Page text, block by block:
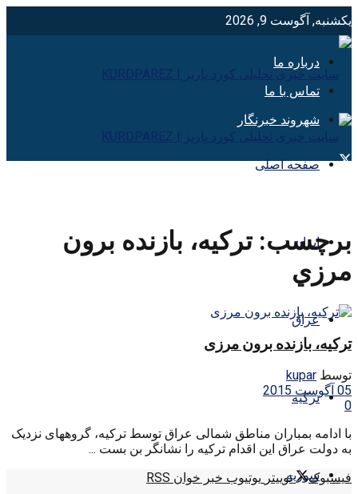
یکشنبه, آگوست 9, 2026
درباره ما
تماس با ما
شهروند خبرنگار
صفحه اصلی
ایران
عراق
ترکیه
سوریه
برچسب:تركيه، بازنده برون
مرزي
ترکیه، بازنده برون مرزی
توسط kupar
05 آگوست 2015
0
با ادامه بمباران مناطق شمالی عراق توسط ترکیه، گروههای نزدیک
به دولت عراق این اقدام ترکیه را نشانگر بن بست ...
فیسبوک
توییتر یوتیوب خبر خوان RSS